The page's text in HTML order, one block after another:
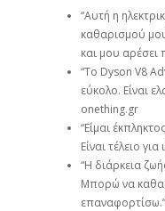
“Αυτή η
καθαρισμού
και μου αρέσει
“Το Dyson V8
εύκολο. Είναι
onething.gr
“Είμαι
Είναι τέλειο
“Η διάρκεια
Μπορώ να